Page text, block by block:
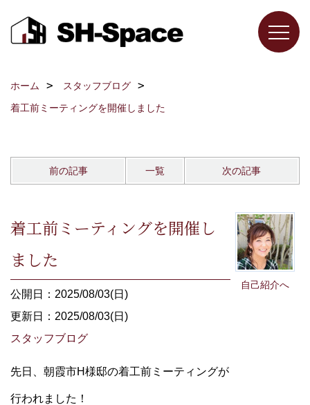
ホーム
スタッフブログ
着工前ミーティングを開催しました
前の記事 一覧 次の記事
自己紹介へ
着工前ミーティングを開催し
ました
公開日：2025/08/03(日)
更新日：2025/08/03(日)
スタッフブログ
先日、朝霞市H様邸の着工前ミーティングが
行われました！